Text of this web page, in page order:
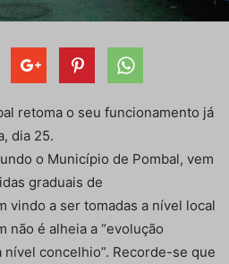
retoma o seu funcionamento já
dia 25.
o Município de Pombal, vem
graduais de
vindo a ser tomadas a nível local
não é alheia a “evolução
concelhio”. Recorde-se que